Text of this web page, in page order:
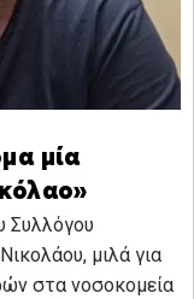
μία
Συλλόγου
μιλά για
στα νοσοκομεία